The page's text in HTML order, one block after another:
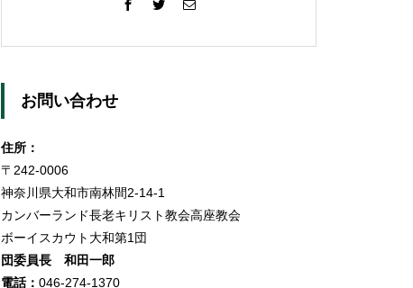
お問い合わせ
住所：
〒242-0006
神奈川県大和市南林間2-14-1
カンバーランド長老キリスト教会高座教会
ボーイスカウト大和第1団
団委員長 和田一郎
電話： 046-274-1370